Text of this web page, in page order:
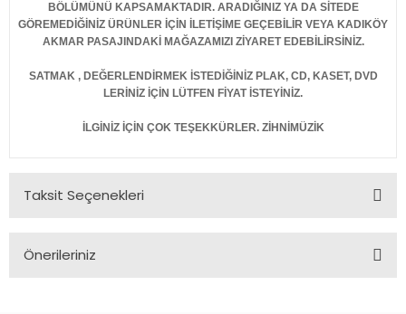
BÖLÜMÜNÜ KAPSAMAKTADIR. ARADIĞINIZ YA DA SİTEDE
GÖREMEDİĞİNİZ ÜRÜNLER İÇİN İLETİŞİME GEÇEBİLİR VEYA KADIKÖY
AKMAR PASAJINDAKİ MAĞAZAMIZI ZİYARET EDEBİLİRSİNİZ.
SATMAK , DEĞERLENDİRMEK İSTEDİĞİNİZ PLAK, CD, KASET, DVD
LERİNİZ İÇİN LÜTFEN FİYAT İSTEYİNİZ.
İLGİNİZ İÇİN ÇOK TEŞEKKÜRLER. ZİHNİMÜZİK
Taksit Seçenekleri
Önerileriniz